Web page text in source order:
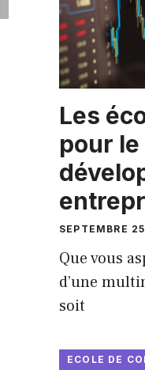
Les
pour le
SEPTEMBRE
Que vous
d’une
soit
ECOLE DE